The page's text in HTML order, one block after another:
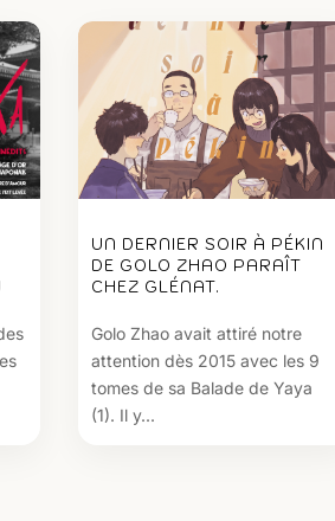
UN DERNIER SOIR À PÉKIN
DE GOLO ZHAO PARAÎT
CHEZ GLÉNAT.
Golo Zhao avait attiré notre
attention dès 2015 avec les 9
tomes de sa Balade de Yaya
(1). Il y...